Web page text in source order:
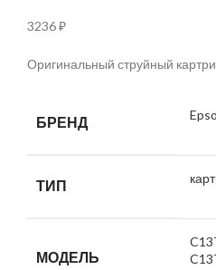
3236₽
Оригинальный струйный
БРЕНД
ТИП
МОДЕЛЬ